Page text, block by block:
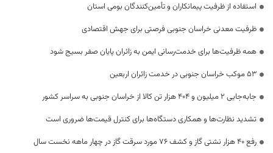
استفاده از ظرفیت پیمانکاران و تأمین‌کنندگان بومی استان
ظرفیت معدنی خراسان جنوبی فرصتی برای جهش اقتصادی
همه ظرفیت‌ها برای خدمت‌رسانی ایمن به زائران پایان صفر بسیج شود
53 موکب خراسان جنوبی در خدمت زائران اربعین
جابه‌جایی 2 میلیون و 404 هزار تن کالا از خراسان جنوبی به سراسر کشور
تشدید نظارت‌ها و همکاری دستگاه‌ها برای کنترل قیمت‌ها ضروری است
رفع 40 هزار نشتی گاز و کشف 76 مورد سرقت گاز در چهار ماهه نخست سال